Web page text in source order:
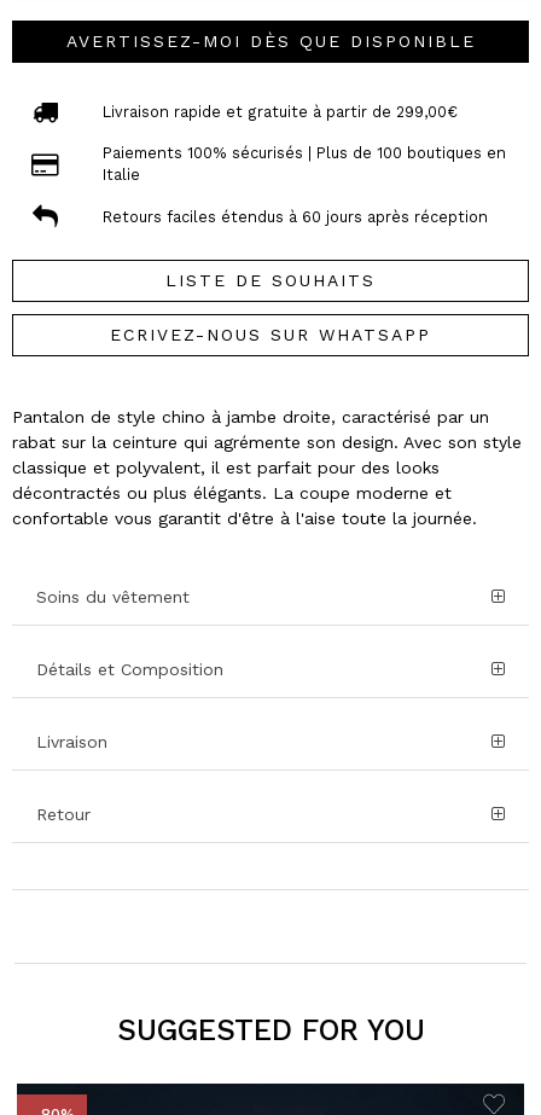
AVERTISSEZ-MOI DÈS QUE DISPONIBLE
Livraison rapide et gratuite à partir de 299,00€
Paiements 100% sécurisés | Plus de 100 boutiques en
Italie
Retours faciles étendus à 60 jours après réception
LISTE DE SOUHAITS
ECRIVEZ-NOUS SUR WHATSAPP
Pantalon de style chino à jambe droite, caractérisé par un
rabat sur la ceinture qui agrémente son design. Avec son style
classique et polyvalent, il est parfait pour des looks
décontractés ou plus élégants. La coupe moderne et
confortable vous garantit d'être à l'aise toute la journée.
Soins du vêtement
Détails et Composition
Livraison
Retour
SUGGESTED FOR YOU